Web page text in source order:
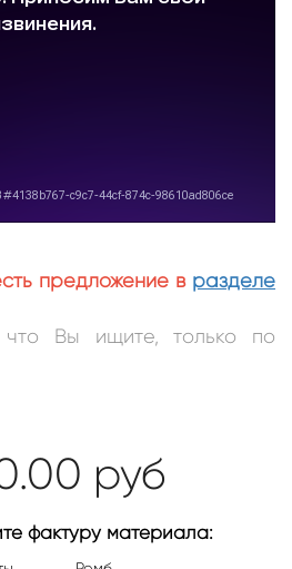
предложение в разделе
Вы ищите, только по
руб
фактуру материала: